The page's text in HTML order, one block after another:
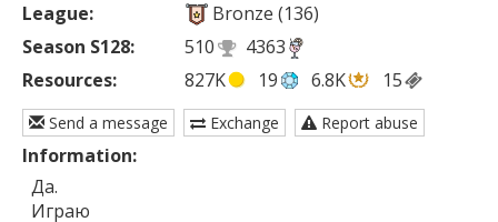
League:
Bronze (136)
Season S128:
510
4363
Resources:
827K 19 6.8K 15
Send a message Exchange Report abuse
Information: